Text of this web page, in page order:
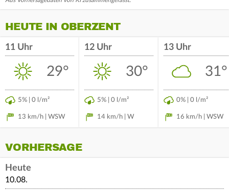
HEUTE IN OBERZENT
11 Uhr
29°
5% | 0 l/m²
13 km/h | WSW
12 Uhr
30°
5% | 0 l/m²
14 km/h | W
13 Uhr
31°
0% | 0 l/m²
16 km/h | WSW
VORHERSAGE
Heute
10.08.